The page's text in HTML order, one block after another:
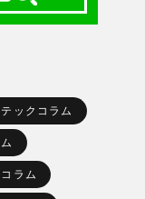
ックコラム
ラム